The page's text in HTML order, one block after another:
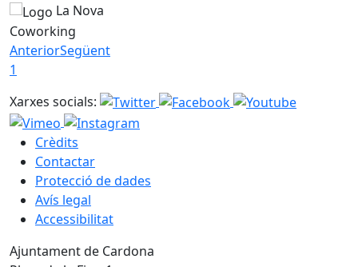
La Nova
Coworking
AnteriorSegüent
1
Xarxes socials:
Crèdits
Contactar
Protecció de dades
Avís legal
Accessibilitat
Ajuntament de Cardona